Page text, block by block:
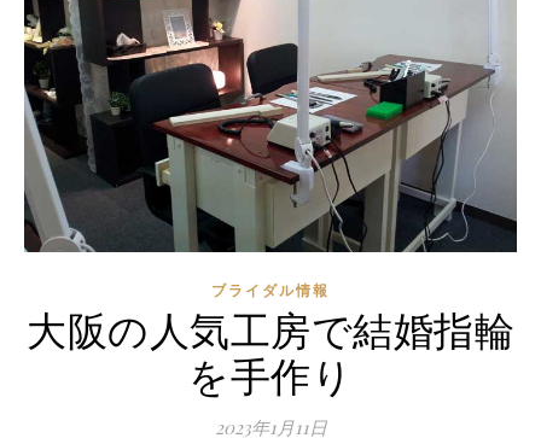
ブライダル情報
大阪の人気工房で結婚指輪
を手作り
2023年1月11日